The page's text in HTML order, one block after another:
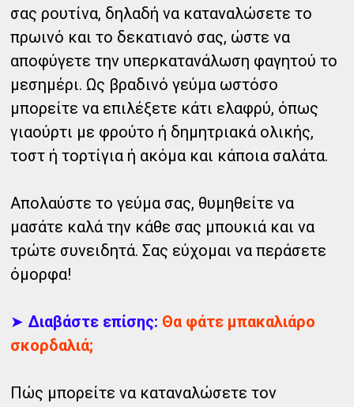
σας ρουτίνα, δηλαδή να καταναλώσετε το
πρωινό και το δεκατιανό σας, ώστε να
αποφύγετε την υπερκατανάλωση φαγητού το
μεσημέρι. Ως βραδινό γεύμα ωστόσο
μπορείτε να επιλέξετε κάτι ελαφρύ, όπως
γιαούρτι με φρούτο ή δημητριακά ολικής,
τοστ ή τορτίγια ή ακόμα και κάποια σαλάτα.
Απολαύστε το γεύμα σας, θυμηθείτε να
μασάτε καλά την κάθε σας μπουκιά και να
τρώτε συνειδητά. Σας εύχομαι να περάσετε
όμορφα!
➤Διαβάστε επίσης: Θα φάτε μπακαλιάρο
σκορδαλιά;
Πώς μπορείτε να καταναλώσετε τον